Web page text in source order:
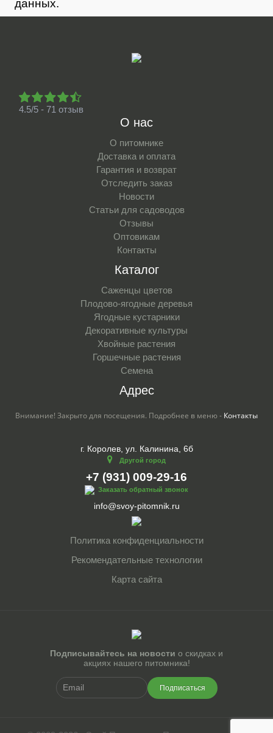
данных.
4.5/5 - 71 отзыв
О нас
О питомнике
Доставка и оплата
Гарантия и возврат
Отследить заказ
Новости
Статьи для садоводов
Отзывы
Оптовикам
Контакты
Каталог
Саженцы цветов
Плодово-ягодные деревья
Ягодные кустарники
Декоративные культуры
Хвойные растения
Горшечные растения
Семена
Адрес
Внимание! Закрыто для посещения. Подробнее в меню - Контакты
г. Королев, ул. Калинина, 6б
Другой город
+7 (931) 009-29-16
Заказать обратный звонок
info@svoy-pitomnik.ru
Политика конфиденциальности
Рекомендательные технологии
Карта сайта
Подписывайтесь на новости о скидках и
акциях нашего питомника!
Подписаться